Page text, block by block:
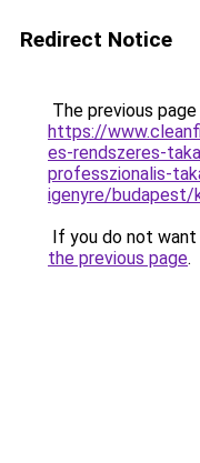
Redirect Notice
The previous
https://
es-rendszeres-
professzionalis-
igenyre/budapest/
If you do not
the previous page.